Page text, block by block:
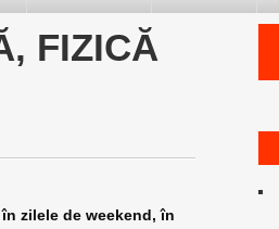
FIZICĂ
zilele de weekend, în